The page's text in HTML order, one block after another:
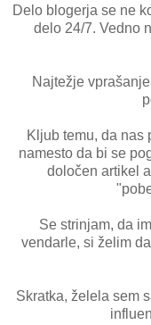
Delo blogerja se ne
delo 24/7. Vedno
Najtežje
Kljub temu, da nas
namesto da bi se
določen artikel
Se strinjam, da
vendarle, si želim
Skratka, želela sem